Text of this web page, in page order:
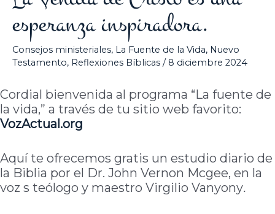
esperanza inspiradora.
Consejos ministeriales, La Fuente de la Vida, Nuevo
Testamento, Reflexiones Bíblicas / 8 diciembre 2024
Cordial bienvenida al programa “La fuente de
la vida,” a través de tu sitio web favorito:
VozActual.org
Aquí te ofrecemos gratis un estudio diario de
la Biblia por el Dr. John Vernon Mcgee, en la
voz s teólogo y maestro Virgilio Vanyony.